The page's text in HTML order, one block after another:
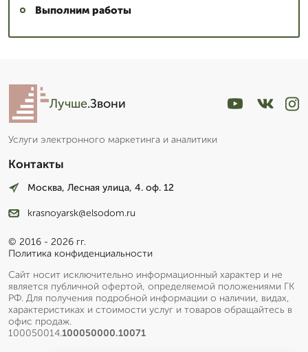
Выполним работы
Лучше.Звони
Услуги электронного маркетинга и аналитики
Контакты
Москва, Лесная улица, 4. оф. 12
krasnoyarsk@elsodom.ru
© 2016 - 2026 гг.
Политика конфиденциальности
Сайт носит исключительно информационный характер и не
является публичной офертой, определяемой положениями ГК
РФ. Для получения подробной информации о наличии, видах,
характеристиках и стоимости услуг и товаров обращайтесь в
офис продаж.
100050014.100050000.10071